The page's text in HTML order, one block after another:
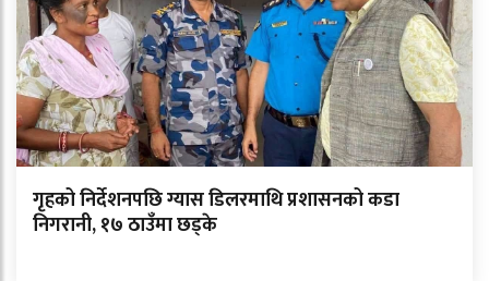
गृहको निर्देशनपछि ग्यास डिलरमाथि प्रशासनको कडा
निगरानी, १७ ठाउँमा छड्के